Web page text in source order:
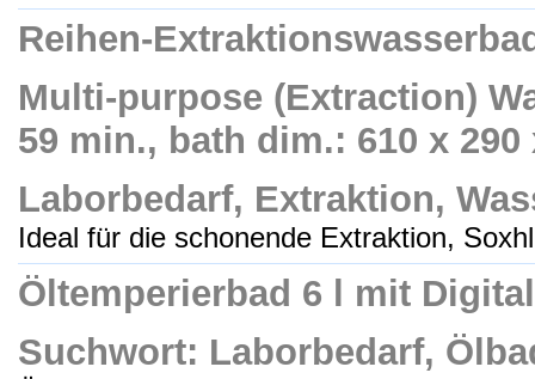
Reihen-
Multi-purpose (Extraction)
59 min., bath dim.: 610 x 290
Laborbedarf, Extraktion,
Ideal für die schonende Extraktion,
Öltemperierbad 6 l mit
Suchwort: Laborbedarf,